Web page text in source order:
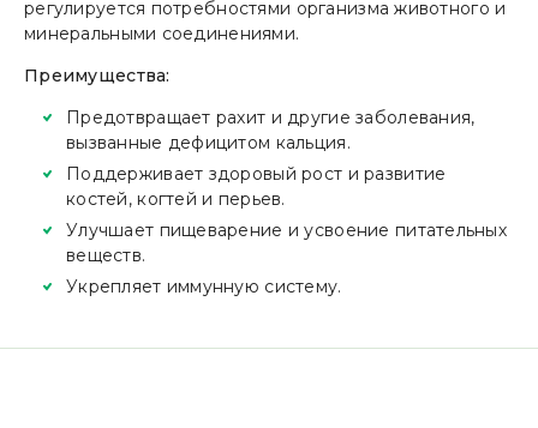
регулируется потребностями организма животного и
минеральными соединениями.
Преимущества:
Предотвращает рахит и другие заболевания,
вызванные дефицитом кальция.
Поддерживает здоровый рост и развитие
костей, когтей и перьев.
Улучшает пищеварение и усвоение питательных
веществ.
Укрепляет иммунную систему.